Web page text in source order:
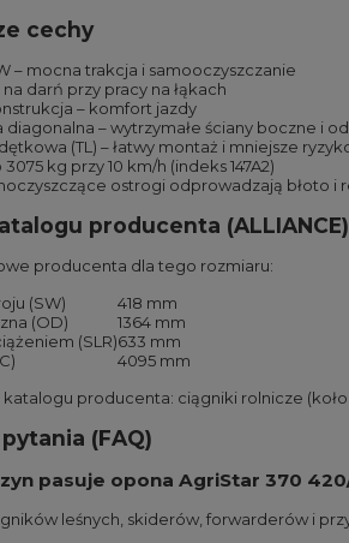
cechy
– mocna trakcja i samooczyszczanie
na darń przy pracy na łąkach
– komfort jazdy
diagonalna – wytrzymałe ściany boczne i
(TL) – łatwy montaż i mniejsze
kg przy 10 km/h (indeks 147A2)
ostrogi odprowadzają błoto i
producenta (ALLIANCE)
producenta dla tego rozmiaru:
(SW)
418 mm
(OD)
1364 mm
(SLR)633 mm
4095 mm
producenta: ciągniki rolnicze
(FAQ)
pasuje opona AgriStar 370
leśnych, skiderów, forwarderów i